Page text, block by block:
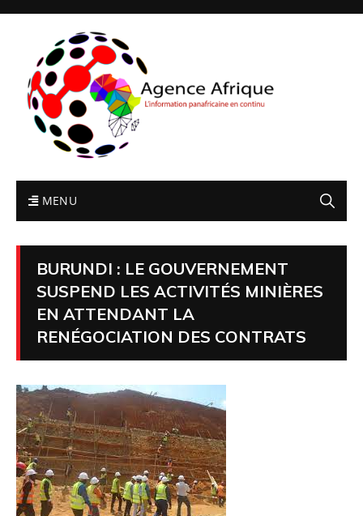
MENU
BURUNDI : LE GOUVERNEMENT
SUSPEND LES ACTIVITÉS MINIÈRES
EN ATTENDANT LA
RENÉGOCIATION DES CONTRATS